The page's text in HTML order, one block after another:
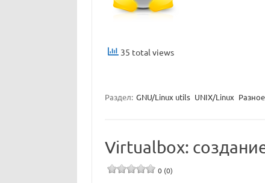
35 total views
Раздел: GNU/Linux utils UNIX/Linux Разное
Virtualbox:
0 (0)